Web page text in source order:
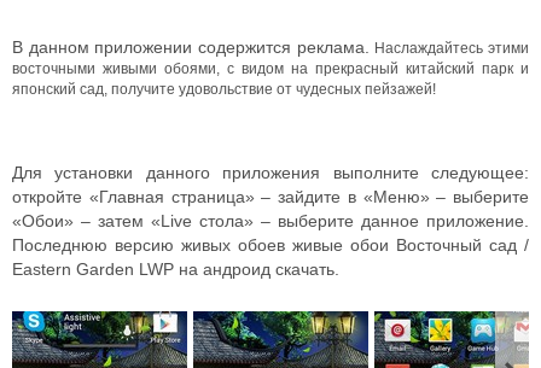
В данном приложении содержится реклама.
Наслаждайтесь этими
восточными живыми обоями, с видом на прекрасный китайский парк и
японский сад, получите удовольствие от чудесных пейзажей!
Для установки данного приложения выполните следующее:
откройте «Главная страница» – зайдите в «Меню» – выберите
«Обои» – затем «Live стола» – выберите данное приложение.
Последнюю версию живых обоев живые обои Восточный сад /
Eastern Garden LWP на андроид скачать.